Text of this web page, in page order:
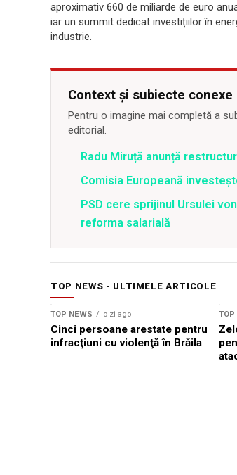
aproximativ 660 de miliarde de euro
iar un summit dedicat investițiilor în
industrie.
Context și subiecte conexe
Pentru o imagine mai completă a
editorial.
Radu Miruță anunță
Comisia Europeană
PSD cere sprijinul Ursulei
reforma salarială
TOP NEWS - ULTIMELE ARTICOLE
TOP NEWS o zi ago
Cinci persoane arestate pentru
infracţiuni cu violenţă în Brăila
TOP